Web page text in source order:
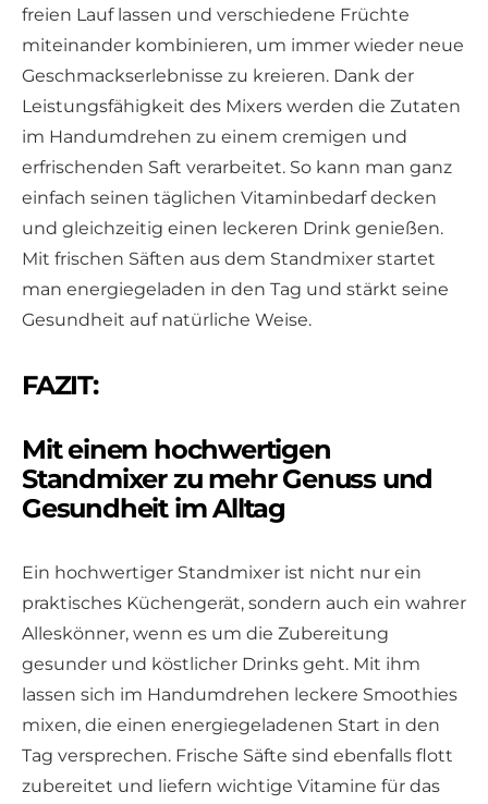
freien Lauf lassen und verschiedene Früchte
miteinander kombinieren, um immer wieder neue
Geschmackserlebnisse zu kreieren. Dank der
Leistungsfähigkeit des Mixers werden die Zutaten
im Handumdrehen zu einem cremigen und
erfrischenden Saft verarbeitet. So kann man ganz
einfach seinen täglichen Vitaminbedarf decken
und gleichzeitig einen leckeren Drink genießen.
Mit frischen Säften aus dem Standmixer startet
man energiegeladen in den Tag und stärkt seine
Gesundheit auf natürliche Weise.
FAZIT:
Mit einem hochwertigen
Standmixer zu mehr Genuss und
Gesundheit im Alltag
Ein hochwertiger Standmixer ist nicht nur ein
praktisches Küchengerät, sondern auch ein wahrer
Alleskönner, wenn es um die Zubereitung
gesunder und köstlicher Drinks geht. Mit ihm
lassen sich im Handumdrehen leckere Smoothies
mixen, die einen energiegeladenen Start in den
Tag versprechen. Frische Säfte sind ebenfalls flott
zubereitet und liefern wichtige Vitamine für das